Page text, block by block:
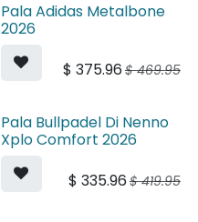
Pala Adidas Metalbone
2026
$ 375.96 $469.95
Pala Bullpadel Di Nenno
Xplo Comfort 2026
$ 335.96 $419.95